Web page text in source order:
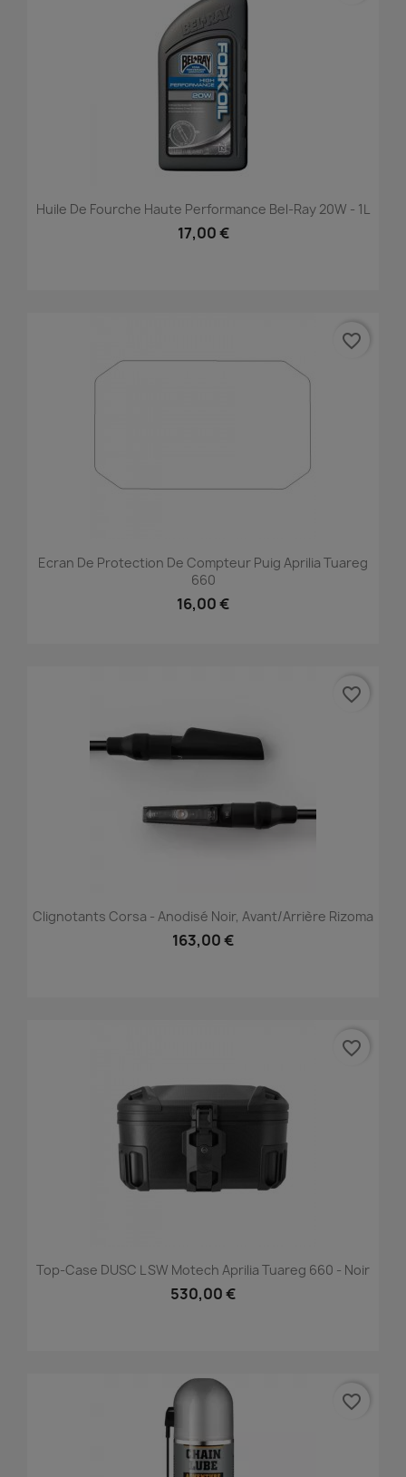
Huile De Fourche Haute Performance Bel-Ray 20W - 1L
17,00 €
Ecran De Protection De Compteur Puig Aprilia Tuareg
660
16,00 €
favorite_border
Clignotants Corsa - Anodisé Noir, Avant/Arrière Rizoma
163,00 €
favorite_border
Top-Case DUSC L SW Motech Aprilia Tuareg 660 - Noir
530,00 €
favorite_border
favorite_border